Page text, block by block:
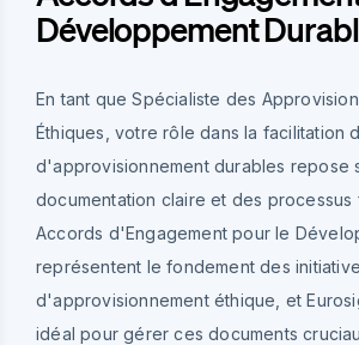
Développement
En tant que Spécialiste des
Éthiques, votre rôle dans la facilitation
d'approvisionnement durables repose
documentation claire et des processus
Accords d'Engagement pour le
représentent le fondement des
d'approvisionnement éthique, et
idéal pour gérer ces documents